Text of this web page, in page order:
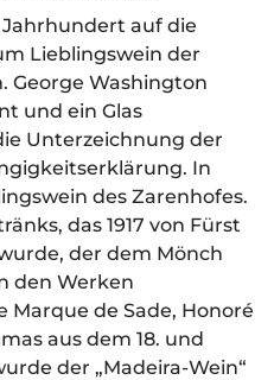
Jahrhundert auf die
Lieblingswein der
George Washington
und ein Glas
Unterzeichnung der
In
des Zarenhofes.
das 1917 von Fürst
der dem Mönch
den Werken
Marque de Sade, Honoré
aus dem 18. und
der „Madeira-Wein“